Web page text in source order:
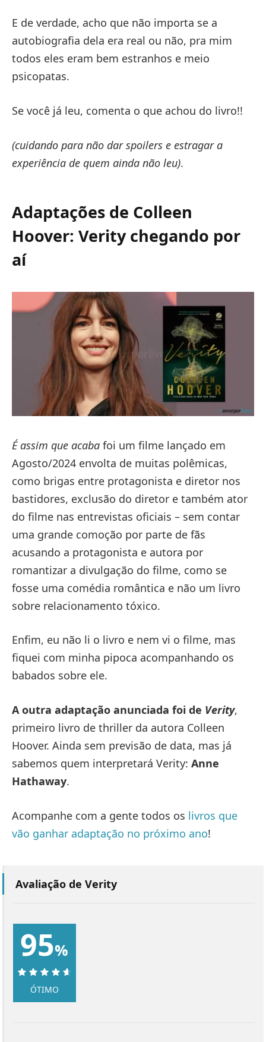
E de verdade, acho que não importa se a
autobiografia dela era real ou não, pra mim
todos eles eram bem estranhos e meio
psicopatas.
Se você já leu, comenta o que achou do livro!!
(cuidando para não dar spoilers e estragar a
experiência de quem ainda não leu).
Adaptações de Colleen
Hoover: Verity chegando por
aí
É assim que acaba foi um filme lançado em
Agosto/2024 envolta de muitas polêmicas,
como brigas entre protagonista e diretor nos
bastidores, exclusão do diretor e também ator
do filme nas entrevistas oficiais – sem contar
uma grande comoção por parte de fãs
acusando a protagonista e autora por
romantizar a divulgação do filme, como se
fosse uma comédia romântica e não um livro
sobre relacionamento tóxico.
Enfim, eu não li o livro e nem vi o filme, mas
fiquei com minha pipoca acompanhando os
babados sobre ele.
A outra adaptação anunciada foi de Verity,
primeiro livro de thriller da autora Colleen
Hoover. Ainda sem previsão de data, mas já
sabemos quem interpretará Verity: Anne
Hathaway.
Acompanhe com a gente todos os livros que
vão ganhar adaptação no próximo ano!
Avaliação de Verity
95%
95%
ÓTIMO